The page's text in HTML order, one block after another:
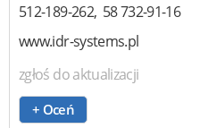
512-189-262 58 732-91-16
www.idr-systems.pl
zgłoś do aktualizacji
+ Oceń